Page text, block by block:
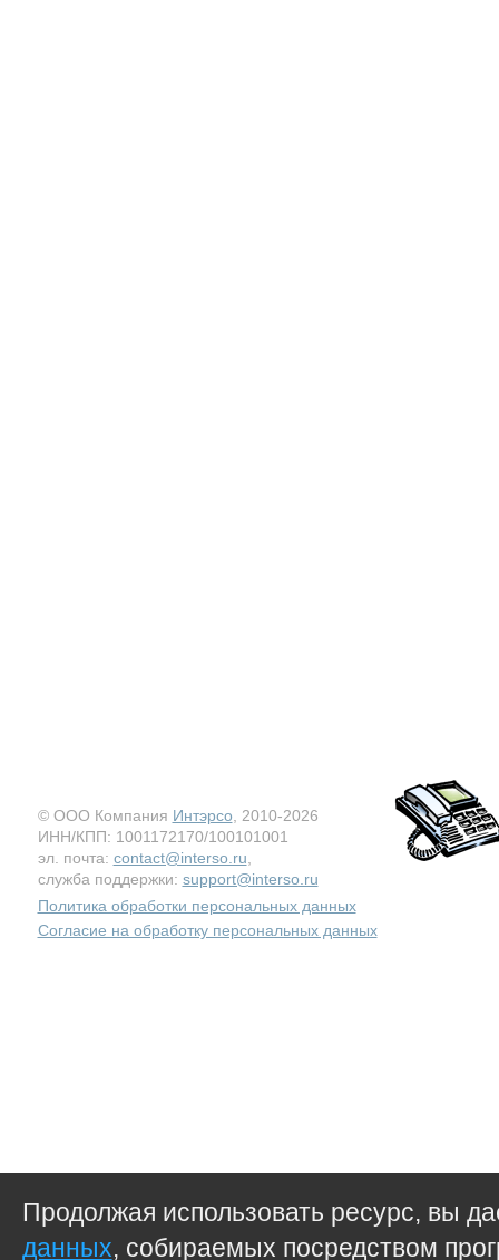
© ООО Компания Интэрсо , 2010-2026
ИНН/КПП: 1001172170/100101001
эл. почта: contact@interso.ru
служба поддержки: support@interso.ru
Политика обработки персональных данных
Согласие на обработку персональных данных
Продолжая использовать ресурс, вы
данных, собираемых посредством